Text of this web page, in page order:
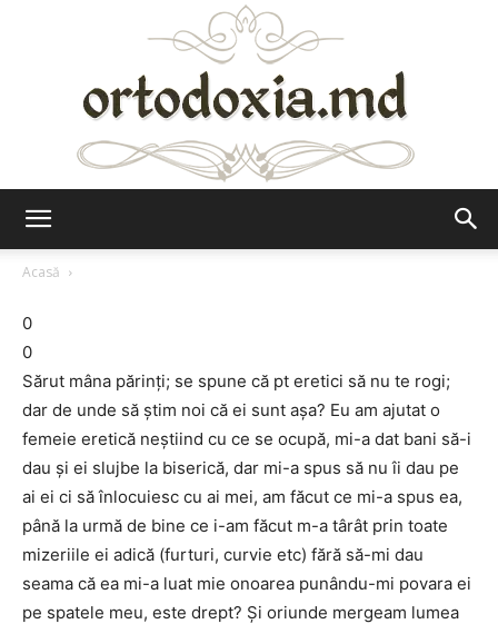
Acasă
0
0
Sărut mâna părinţi; se spune că pt eretici să nu te rogi;
dar de unde să ştim noi că ei sunt aşa? Eu am ajutat o
femeie eretică neştiind cu ce se ocupă, mi-a dat bani să-i
dau şi ei slujbe la biserică, dar mi-a spus să nu îi dau pe
ai ei ci să înlocuiesc cu ai mei, am făcut ce mi-a spus ea,
până la urmă de bine ce i-am făcut m-a târât prin toate
mizeriile ei adică (furturi, curvie etc) fără să-mi dau
seama că ea mi-a luat mie onoarea punându-mi povara ei
pe spatele meu, este drept? Şi oriunde mergeam lumea